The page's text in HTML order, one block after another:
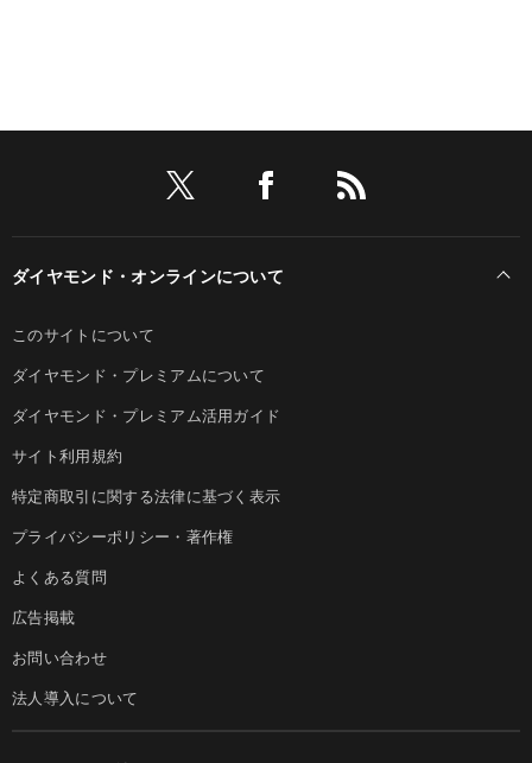
ダイヤモンド・オンラインについて
このサイトについて
ダイヤモンド・プレミアムについて
ダイヤモンド・プレミアム活用ガイド
サイト利用規約
特定商取引に関する法律に基づく表示
プライバシーポリシー・著作権
よくある質問
広告掲載
お問い合わせ
法人導入について